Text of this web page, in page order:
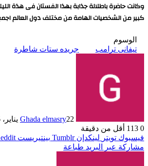
وكانت حاضرة باطلالة جذابة بهذا الفستان فى هذة
كبير من الشخصيات الهامة من مختلف دول العالم اجمع
الوسوم
تيفانى ترامب
جريده ستات شاطرة
Ghada elmasry22 يناير، 2025
0
أقل من دقيقة
فيسبوك تويتر لينكدإن بينتيريست
مشاركة عبر البريد طباعة